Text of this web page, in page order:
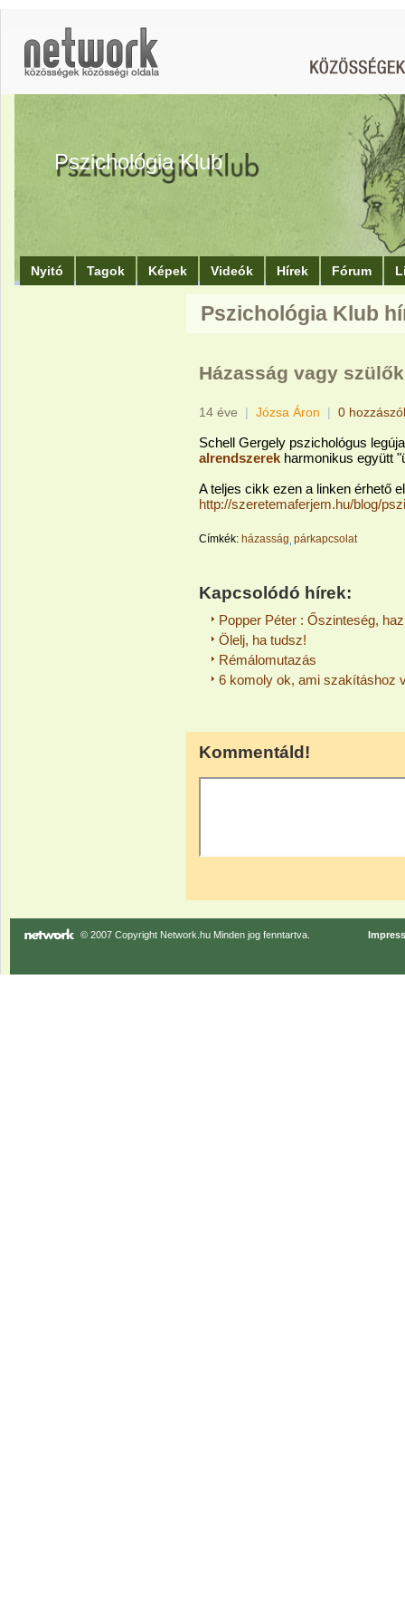
Pszichológia Klub
Nyitó Tagok Képek Videók Hírek Fórum
Pszichológia Klub
Házasság vagy
14 éve | Józsa Áron | 0
Schell Gergely pszichológus
alrendszerek harmonikus együtt
A teljes cikk ezen a linken érhető
http://szeretemaferjem.hu/blog/
Címkék: házasság párkapcsolat
Kapcsolódó hírek:
Popper Péter : Őszinteség,
Ölelj, ha tudsz!
Rémálomutazás
6 komoly ok, ami szakításhoz
Kommentáld!
© 2007 Copyright Network.hu Minden jog fenntartva.